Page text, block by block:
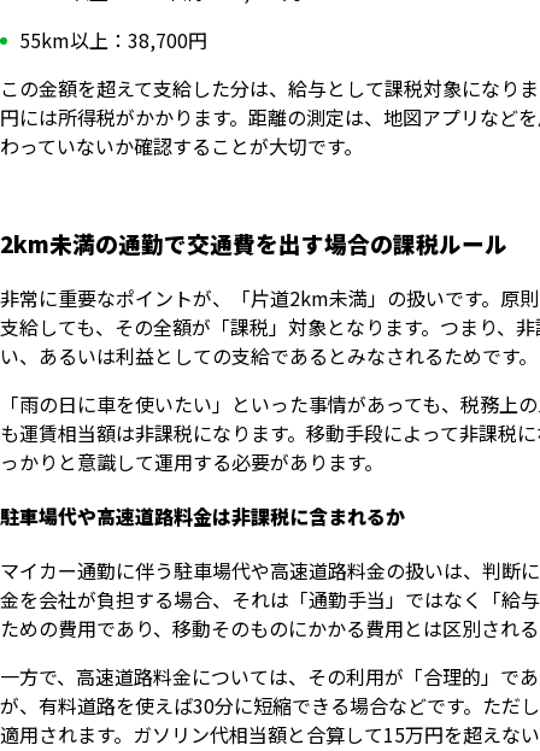
55km以上：38,700円
この金額を超えて支給した分は、給与として課税対象にな
円には所得税がかかります。距離の測定は、地図アプリなど
わっていないか確認することが大切です。
2km未満の通勤で交通費を出す場合の課税ルール
非常に重要なポイントが、「片道2km未満」の扱いです。原
支給しても、その全額が「課税」対象となります。つまり、
い、あるいは利益としての支給であるとみなされるためです。
「雨の日に車を使いたい」といった事情があっても、税務
も運賃相当額は非課税になります。移動手段によって非課税
っかりと意識して運用する必要があります。
駐車場代や高速道路料金は非課税に含まれるか
マイカー通勤に伴う駐車場代や高速道路料金の扱いは、判断
金を会社が負担する場合、それは「通勤手当」ではなく「給
ための費用であり、移動そのものにかかる費用とは区別され
一方で、高速道路料金については、その利用が「合理的」で
が、有料道路を使えば30分に短縮できる場合などです。ただ
適用されます。ガソリン代相当額と合算して15万円を超えな